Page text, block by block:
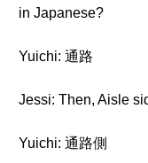
in Japanese?
Yuichi: 通路
Jessi: Then, Aisle
Yuichi: 通路側